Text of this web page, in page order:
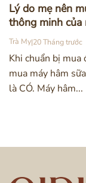
Lý do mẹ nên
thông minh của
Trà My|20 Tháng trước
Khi chuẩn bị mua
mua máy hâm
là CÓ. Máy hâm...